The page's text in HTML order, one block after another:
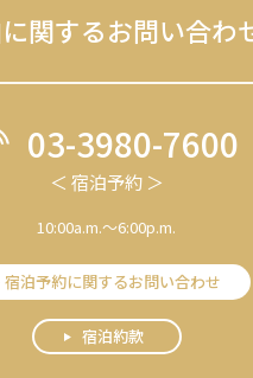
関するお問い合わ
03-3980-7600
＜ 宿泊予約 ＞
10:00a.m.～6:00p.m.
宿泊予約に関するお問い合わせ
宿泊約款